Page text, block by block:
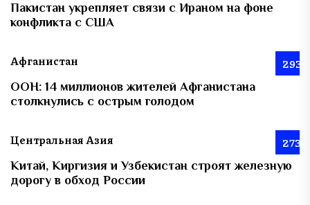
Пакистан укрепляет связи с Ираном на фоне
конфликта с США
Афганистан 293
ООН: 14 миллионов жителей Афганистана
столкнулись с острым голодом
Центральная Азия 273
Китай, Киргизия и Узбекистан строят железную
дорогу в обход России